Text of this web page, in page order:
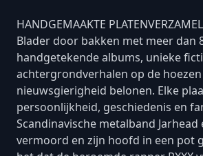
HANDGEMAAKTE
Blader door bakken met meer dan
handgetekende albums, unieke
achtergrondverhalen op de
nieuwsgierigheid belonen. Elke
persoonlijkheid, geschiedenis en
Scandinavische metalband
vermoord en zijn hoofd in een pot